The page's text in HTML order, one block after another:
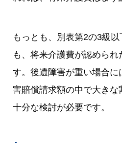
もっとも、別表第2の3級
も、将来介護費が認められ
す。後遺障害が重い場合に
害賠償請求額の中で大きな
十分な検討が必要です。